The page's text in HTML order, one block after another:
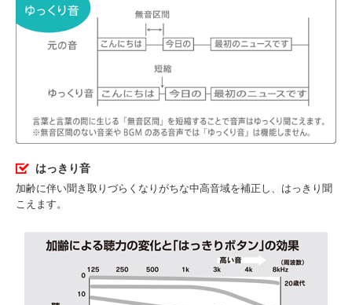
はっきり音
加齢に伴い聞き取りづらくなりがちな中高音域を補正し、はっきり聞
こえます。